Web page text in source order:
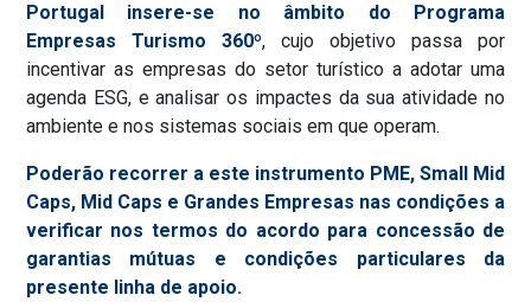
Portugal
insere-se no âmbito do Programa
Empresas Turismo 360º, cujo objetivo passa por
incentivar as empresas do setor turístico a adotar uma
agenda ESG, e analisar os impactes da sua atividade no
ambiente e nos sistemas sociais em que operam.
Poderão recorrer a este instrumento PME, Small Mid
Caps, Mid Caps e Grandes Empresas nas condições a
verificar nos termos do acordo para concessão de
garantias mútuas e condições particulares da
presente linha de apoio.